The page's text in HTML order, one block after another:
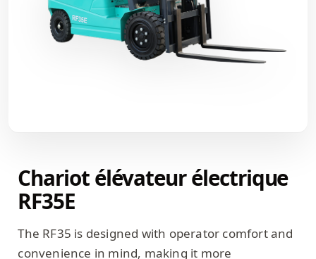
Chariot élévateur électrique
RF35E
The RF35 is designed with operator comfort and
convenience in mind, making it more